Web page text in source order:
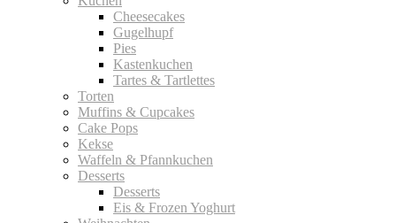
Cheesecakes
Gugelhupf
Pies
Kastenkuchen
Tartes & Tartlettes
Torten
Muffins & Cupcakes
Cake Pops
Kekse
Waffeln & Pfannkuchen
Desserts
Desserts
Eis & Frozen Yoghurt